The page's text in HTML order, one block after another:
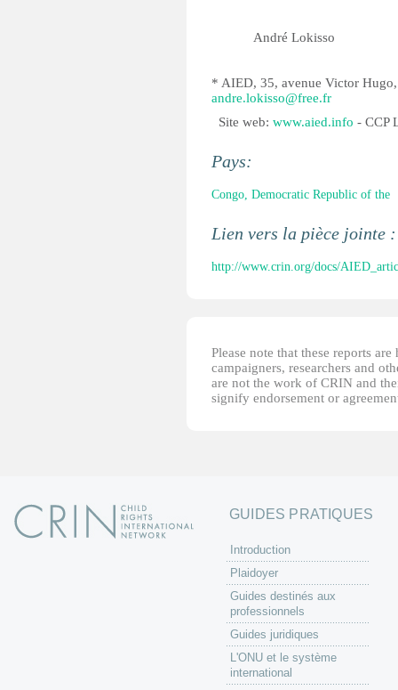
André Lokisso
* AIED, 35, avenue Victor
andre.lokisso@free.fr
Site web: www.aied.info - CCP
Pays:
Congo, Democratic Republic of the
Lien vers la pièce jointe
http://www.crin.org/docs/
Please note that these reports
campaigners, researchers and
are not the work of CRIN and
signify endorsement or
GUIDES PRATIQUES
Introduction
Plaidoyer
Guides destinés aux
professionnels
Guides juridiques
L'ONU et le système
international